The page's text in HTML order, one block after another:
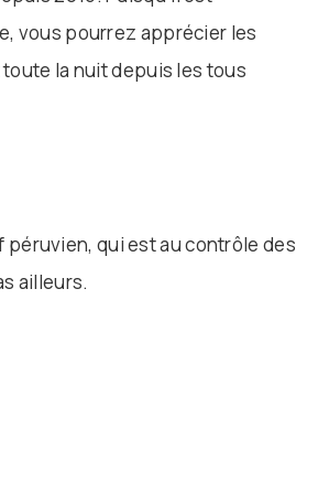
vous pourrez apprécier les
la nuit depuis les tous
péruvien, qui est au contrôle des
ailleurs.